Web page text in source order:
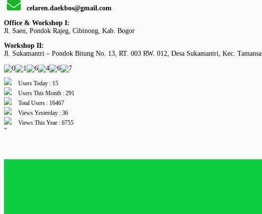
celaren.daekbos@gmail.com
Office & Workshop I:
Jl. Saen, Pondok Rajeg, Cibinong, Kab. Bogor
Workshop II:
Jl. Sukamantri – Pondok Bitung No. 13, RT. 003 RW. 012, Desa Sukamantri, Kec.
Users Today : 15
Users This Month : 291
Total Users : 16467
Views Yesterday : 36
Views This Year : 6755
“